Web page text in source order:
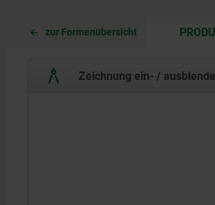
zur Formenübersicht
Zeichnung ein- /